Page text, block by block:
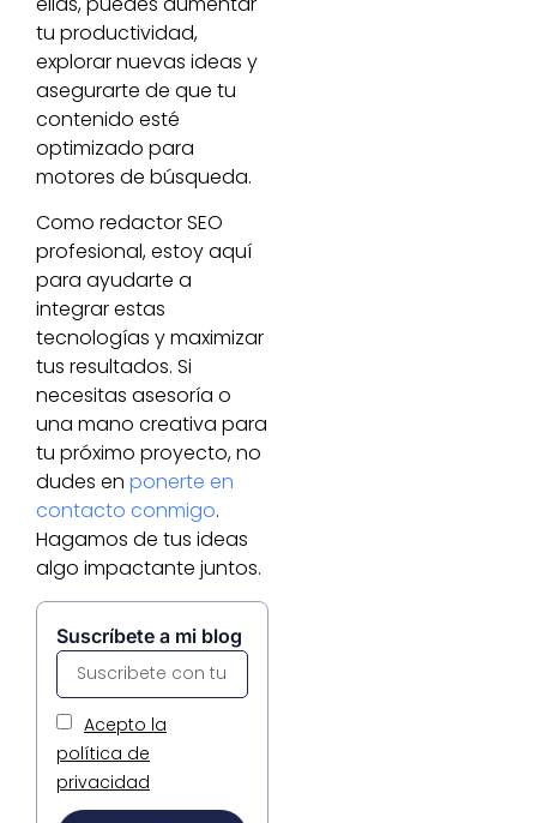
tu productividad,
explorar nuevas ideas y
asegurarte de que tu
contenido esté
optimizado para
motores de búsqueda.
Como redactor SEO
profesional, estoy aquí
para ayudarte a
integrar estas
tecnologías y maximizar
tus resultados. Si
necesitas asesoría o
una mano creativa para
tu próximo proyecto, no
dudes en ponerte en
contacto conmigo.
Hagamos de tus ideas
algo impactante juntos.
Suscríbete a mi blog
Acepto la
política de
privacidad